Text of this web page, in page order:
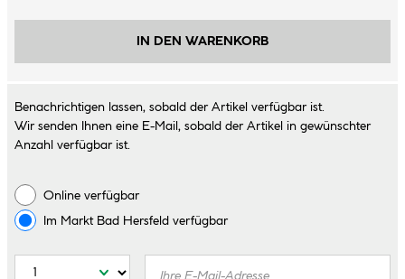
IN DEN WARENKORB
Benachrichtigen lassen, sobald der Artikel verfügbar ist.
Wir senden Ihnen eine E-Mail, sobald der Artikel in gewünschter
Anzahl verfügbar ist.
Online verfügbar
Im Markt Bad Hersfeld verfügbar